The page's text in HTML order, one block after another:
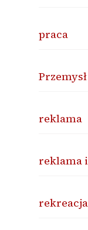
praca
Przemysł
reklama
reklama
rekreacja